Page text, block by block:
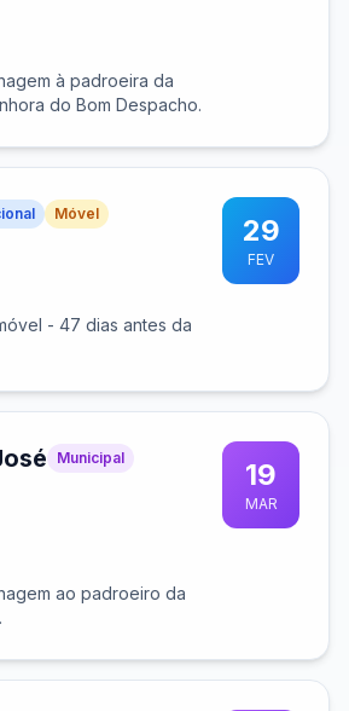
à padroeira da
do Bom Despacho.
Móvel
- 47 dias antes da
29
FEV
Municipal
ao padroeiro da
19
MAR